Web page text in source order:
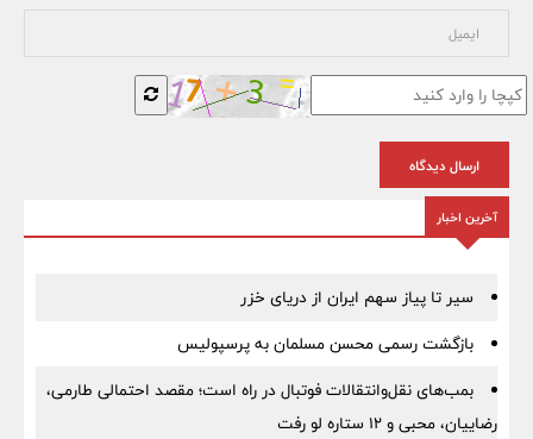
ارسال دیدگاه
آخرین اخبار
سیر تا پیاز سهم ایران از دریای خزر
بازگشت رسمی محسن مسلمان به پرسپولیس
بمب‌های نقل‌وانتقالات فوتبال در راه است؛ مقصد احتمالی طارمی،
رضاییان، محبی و ۱۲ ستاره لو رفت